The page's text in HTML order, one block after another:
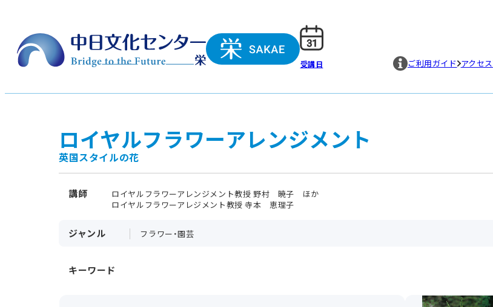
受講日 ご利用ガイド アクセス
ロイヤルフラワーアレンジメント
英国スタイルの花
講師
ロイヤルフラワーアレンジメント教授 野村 暁子 ほか
ロイヤルフラワーアレジメント教授 寺本 恵理子
ジャンル フラワー・園芸
キーワード